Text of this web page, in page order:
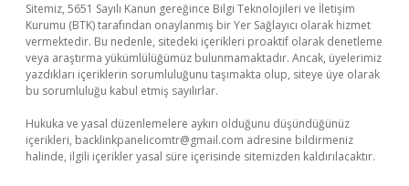
Sitemiz, 5651 Sayılı Kanun gereğince Bilgi Teknolojileri ve İletişim
Kurumu (BTK) tarafından onaylanmış bir Yer Sağlayıcı olarak hizmet
vermektedir. Bu nedenle, sitedeki içerikleri proaktif olarak denetleme
veya araştırma yükümlülüğümüz bulunmamaktadır. Ancak, üyelerimiz
yazdıkları içeriklerin sorumluluğunu taşımakta olup, siteye üye olarak
bu sorumluluğu kabul etmiş sayılırlar.
Hukuka ve yasal düzenlemelere aykırı olduğunu düşündüğünüz
içerikleri, backlinkpanelicomtr@gmail.com adresine bildirmeniz
halinde, ilgili içerikler yasal süre içerisinde sitemizden kaldırılacaktır.